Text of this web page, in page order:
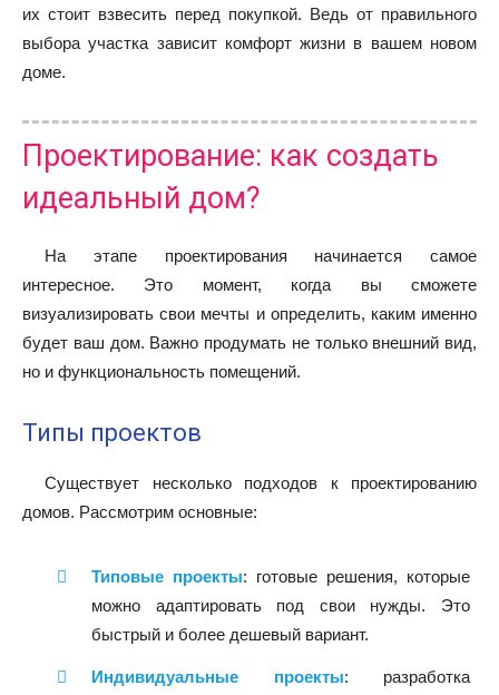
их стоит взвесить перед покупкой. Ведь от правильного
выбора участка зависит комфорт жизни в вашем новом
доме.
Проектирование: как создать
идеальный дом?
На этапе проектирования начинается самое
интересное. Это момент, когда вы сможете
визуализировать свои мечты и определить, каким именно
будет ваш дом. Важно продумать не только внешний вид,
но и функциональность помещений.
Типы проектов
Существует несколько подходов к проектированию
домов. Рассмотрим основные:
Типовые проекты: готовые решения, которые
можно адаптировать под свои нужды. Это
быстрый и более дешевый вариант.
Индивидуальные проекты: разработка